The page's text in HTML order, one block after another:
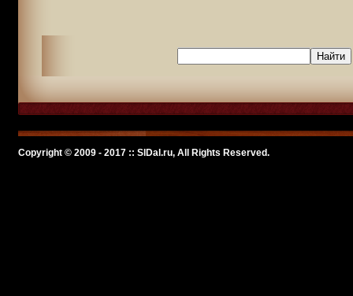
Copyright © 2009 - 2017 :: SlDal.ru, All Rights Reserved.